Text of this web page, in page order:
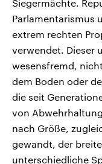
Siegermächte.
Parlamentarismus
extrem rechten
verwendet. Dieser
wesensfremd,
dem Boden oder
die seit
von
nach Größe,
gewandt, der
unterschiedliche